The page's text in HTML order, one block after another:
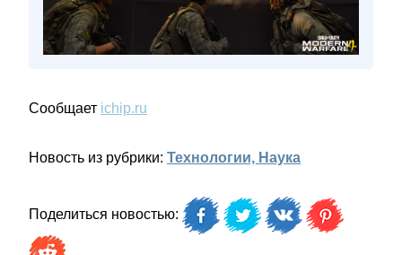
Сообщает ichip.ru
Новость из рубрики: Технологии, Наука
Поделиться новостью: